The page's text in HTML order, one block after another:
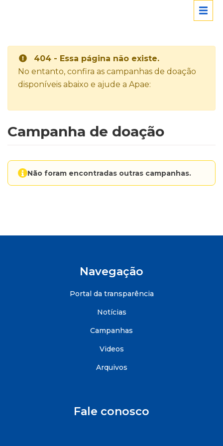
404 - Essa página não existe.
No entanto, confira as campanhas de doação
disponíveis abaixo e ajude a Apae:
Campanha de doação
Não foram encontradas outras campanhas.
Navegação
Portal da transparência
Notícias
Campanhas
Videos
Arquivos
Fale conosco